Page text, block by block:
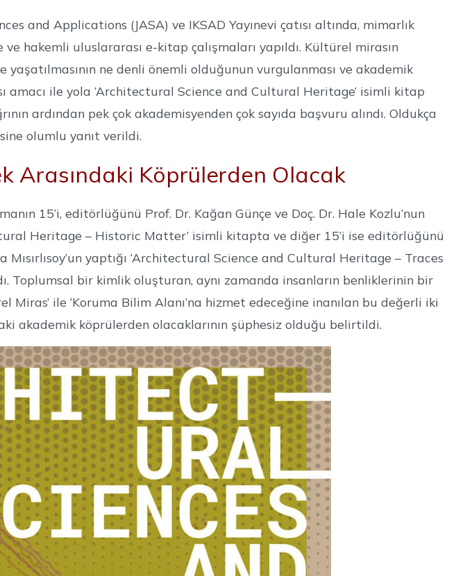
and Applications (JASA) ve IKSAD Yayınevi çatısı altında, mimarlık
hakemli uluslararası e-kitap çalışmaları yapıldı. Kültürel mirasın
yaşatılmasının ne denli önemli olduğunun vurgulanması ve akademik
ile yola ‘Architectural Science and Cultural Heritage’ isimli kitap
ardından pek çok akademisyenden çok sayıda başvuru alındı. Oldukça
olumlu yanıt verildi.
Arasındaki Köprülerden Olacak
15’i, editörlüğünü Prof. Dr. Kağan Günçe ve Doç. Dr. Hale Kozlu’nun
Heritage – Historic Matter’ isimli kitapta ve diğer 15’i ise editörlüğünü
Mısırlısoy’un yaptığı ‘Architectural Science and Cultural Heritage – Traces
Toplumsal bir kimlik oluşturan, aynı zamanda insanların benliklerinin bir
Miras’ ile ‘Koruma Bilim Alanı’na hizmet edeceğine inanılan bu değerli iki
akademik köprülerden olacaklarının şüphesiz olduğu belirtildi.